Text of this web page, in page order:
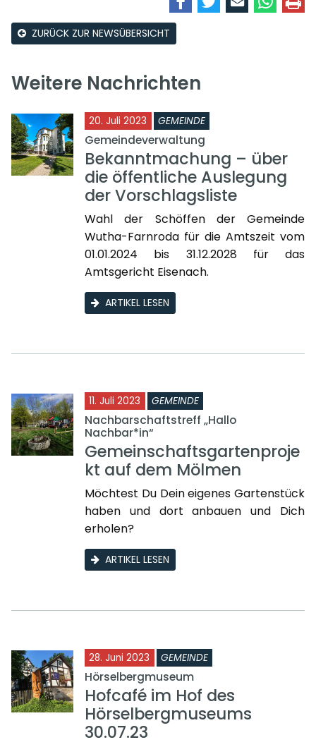
ZURÜCK ZUR NEWSÜBERSICHT
Weitere Nachrichten
20. Juli 2023 GEMEINDE
Gemeindeverwaltung
Bekanntmachung – über
die öffentliche Auslegung
der Vorschlagsliste
Wahl der Schöffen der Gemeinde
Wutha-Farnroda für die Amtszeit vom
01.01.2024 bis 31.12.2028 für das
Amtsgericht Eisenach.
ARTIKEL LESEN
11. Juli 2023 GEMEINDE
Nachbarschaftstreff „Hallo
Nachbar*in“
Gemeinschaftsgartenproje
kt auf dem Mölmen
Möchtest Du Dein eigenes Gartenstück
haben und dort anbauen und Dich
erholen?
ARTIKEL LESEN
28. Juni 2023 GEMEINDE
Hörselbergmuseum
Hofcafé im Hof des
Hörselbergmuseums
30.07.23